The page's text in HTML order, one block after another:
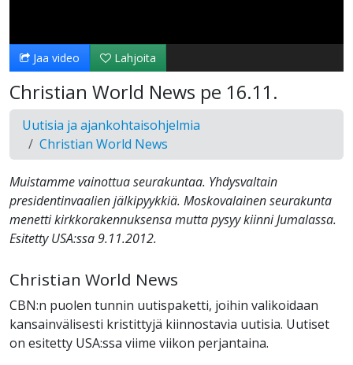
Jaa video Lahjoita
Christian World News pe 16.11.
Uutisia ja ajankohtaisohjelmia
Christian World News
Muistamme vainottua seurakuntaa. Yhdysvaltain
presidentinvaalien jälkipyykkiä. Moskovalainen seurakunta
menetti kirkkorakennuksensa mutta pysyy kiinni Jumalassa.
Esitetty USA:ssa 9.11.2012.
Christian World News
CBN:n puolen tunnin uutispaketti, joihin valikoidaan
kansainvälisesti kristittyjä kiinnostavia uutisia. Uutiset
on esitetty USA:ssa viime viikon perjantaina.